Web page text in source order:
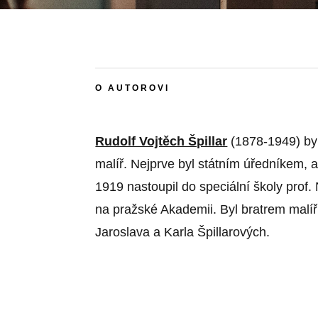
O AUTOROVI
Rudolf Vojtěch Špillar (1878-1949)
malíř. Nejprve byl státním úředníkem,
1919 nastoupil do speciální školy prof.
na pražské Akademii. Byl bratrem
Jaroslava a Karla Špillarových.